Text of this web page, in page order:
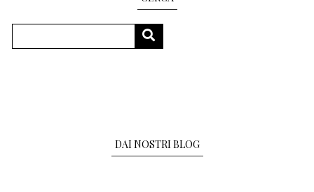
CERCA
DAI NOSTRI BLOG